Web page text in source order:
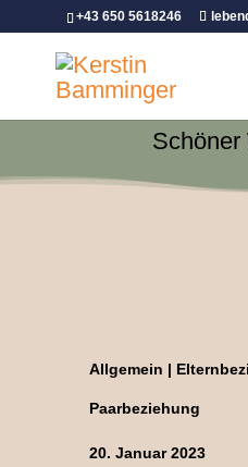
+43 650 5618246
Schöner
Allgemein |
Paarbeziehung
20. Januar 2023